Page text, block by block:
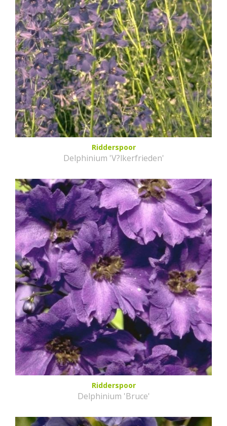
Ridderspoor
Delphinium 'V?lkerfrieden'
Ridderspoor
Delphinium 'Bruce'